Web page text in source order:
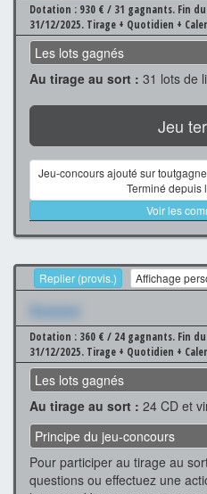
Dotation : 930 € / 31 gagnants. Fin
31/12/2025. Tirage + Quotidien +
Les lots gagnés
Au tirage au sort : 31 lots de
Jeu
Jeu-concours ajouté sur
Terminé depuis
Voir les
Replier (provis.) Affichage
Xxxxxxx
Dotation : 360 € / 24 gagnants. Fin
31/12/2025. Tirage + Quotidien +
Les lots gagnés
Au tirage au sort : 24 CD et
Principe du jeu-concours
Pour participer au tirage au
questions ou effectuez une